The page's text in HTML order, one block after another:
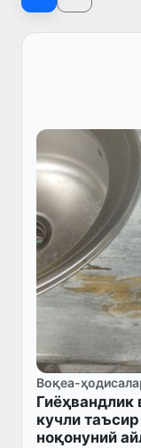
Воқеа-
Гиёҳвандлик
кучли
ноқонуний